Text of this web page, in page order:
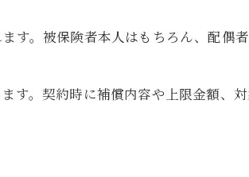
す。被保険者本人はもちろん、配偶
す。契約時に補償内容や上限金額、